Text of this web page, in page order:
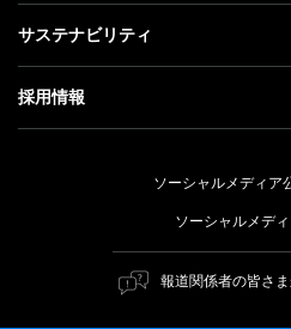
記者説明会
事業紹介
ガバナンス
成長戦略「Activate AI for
人材戦略
投資家情報 トップ
経営方針
個人投資家の皆さまへ
株式と社債について
サステナビリティ
サステナビリティ トップ
トップメッセージ
ESG方針・体制
マテリアリティ（重要課題）
採用情報
障がい者採用
ソーシャルメディア
ソーシャルメデ
報道関係者の皆さ